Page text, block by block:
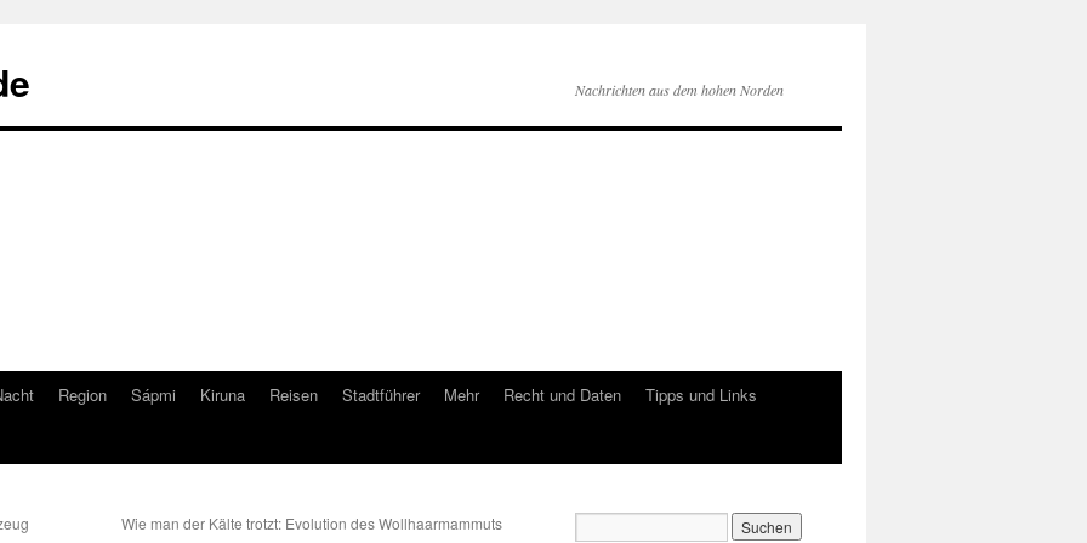
Nachrichten aus dem hohen Norden
Region Sápmi Kiruna Reisen Stadtführer Mehr Recht und Daten
Tipps und Links
Wie man der Kälte trotzt: Evolution des Wollhaarmammuts